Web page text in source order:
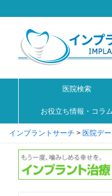
医院検索
お役立ち情報・コラム
インプラントサーチ > 医院デー